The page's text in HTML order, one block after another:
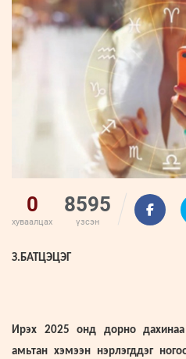
Бүртгүүлэх
Бизнес
хөгжил
Leaderships
forum
ФОТО
УРЛАГ
0
хуваалцах
8595
үзсэн
З.БАТЦЭЦЭГ
Ирэх 2025 онд дорно дахинаа
амьтан хэмээн нэрлэгддэг